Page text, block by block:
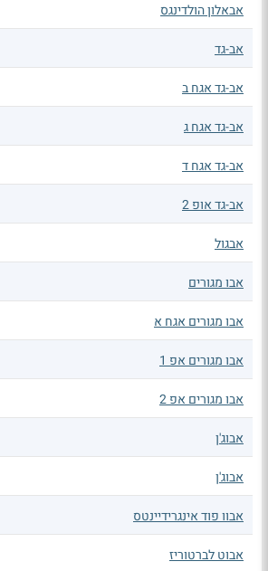
אבאלון הולדינגס
אב-גד
אב-גד אגח ב
אב-גד אגח ג
אב-גד אגח ד
אב-גד אופ 2
אבגול
אבו מגורים
אבו מגורים אגח א
אבו מגורים אפ 1
אבו מגורים אפ 2
אבוג'ן
אבוג'ן
אבוו פוד אינגרידיינטס
אבוט לברטוריז